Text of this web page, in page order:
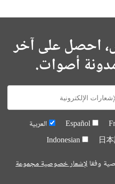
احصل على آخر
أصوات.
Español
العربية
日
Indonesian
وفقالإشعار خصوصية مجموعة